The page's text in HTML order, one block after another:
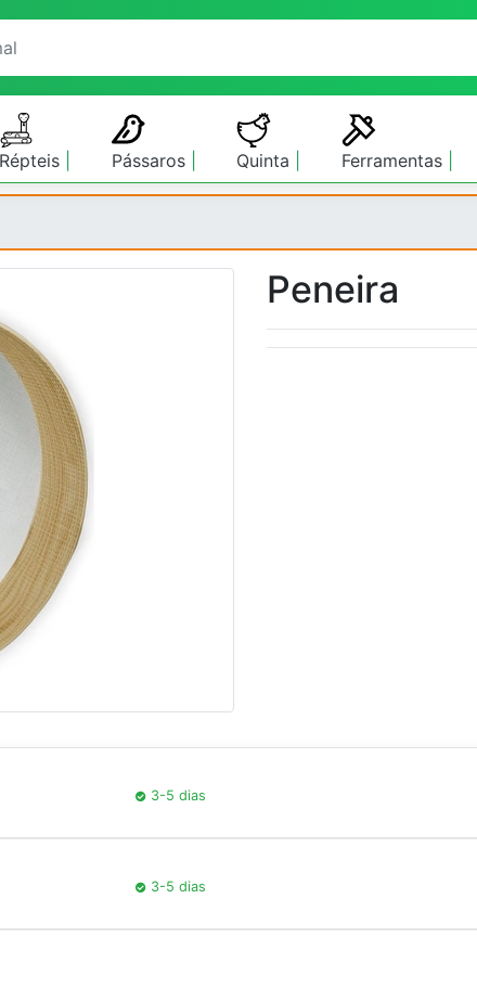
Répteis Pássaros Quinta Ferramentas
Peneira
3-5 dias
3-5 dias